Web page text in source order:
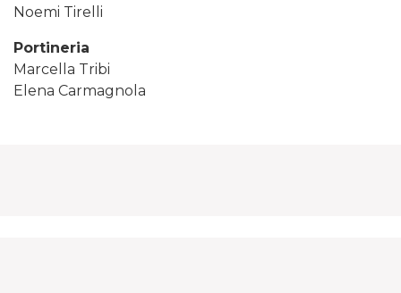
Noemi Tirelli
Portineria
Marcella Tribi
Elena Carmagnola